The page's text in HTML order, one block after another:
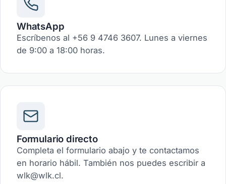
WhatsApp
Escríbenos al +56 9 4746 3607. Lunes a viernes
de 9:00 a 18:00 horas.
Formulario directo
Completa el formulario abajo y te contactamos
en horario hábil. También nos puedes escribir a
wlk@wlk.cl.